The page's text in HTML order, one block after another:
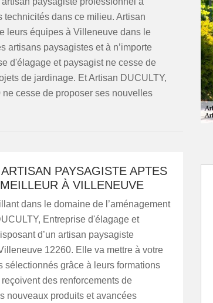
dans ce milieu. Artisan
leurs équipes à Villeneuve dans le
artisans paysagistes et à n’importe
d'élagage et paysagist ne cesse de
de jardinage. Et Artisan DUCULTY,
cesse de proposer ses nouvelles
PAYSAGISTE APTES
À VILLENEUVE
dans le domaine de l’aménagement
Entreprise d'élagage et
d’un artisan paysagiste
12260. Elle va mettre à votre
sélectionnés grâce à leurs formations
des renforcements de
nouveaux produits et avancées